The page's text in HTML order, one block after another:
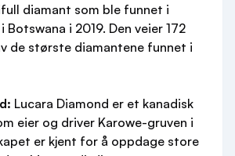
diamant som ble funnet i
Botswana i 2019. Den veier 172
de største diamantene funnet i
Lucara Diamond er et kanadisk
eier og driver Karowe-gruven i
er kjent for å oppdage store